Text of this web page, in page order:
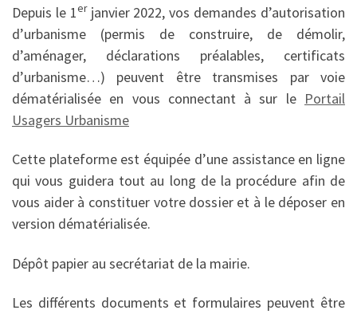
Depuis le 1erjanvier 2022, vos demandes d’autorisation
d’urbanisme (permis de construire, de démolir,
d’aménager, déclarations préalables, certificats
d’urbanisme…) peuvent être transmises par voie
dématérialisée en vous connectant à sur le Portail
Usagers Urbanisme
Cette plateforme est équipée d’une assistance en ligne
qui vous guidera tout au long de la procédure afin de
vous aider à constituer votre dossier et à le déposer en
version dématérialisée.
Dépôt papier au secrétariat de la mairie.
Les différents documents et formulaires peuvent être